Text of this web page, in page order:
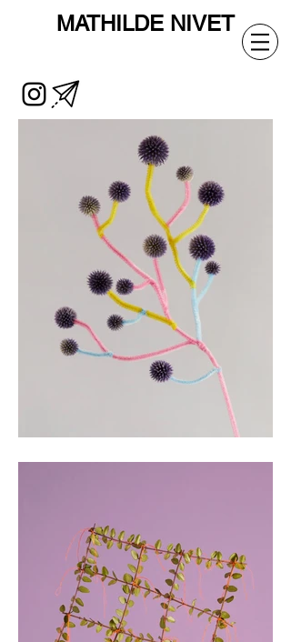
MATHILDE NIVET